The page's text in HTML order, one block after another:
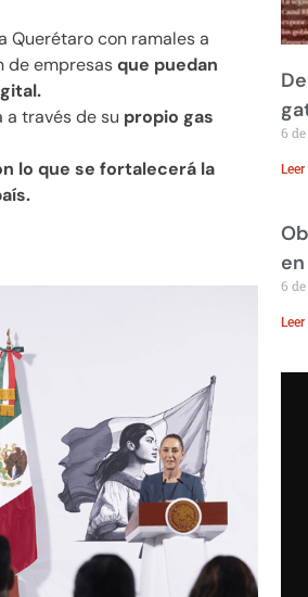
Querétaro con ramales a
de empresasque puedan
través de su propio gas
lo que se fortalecerá la
6
6